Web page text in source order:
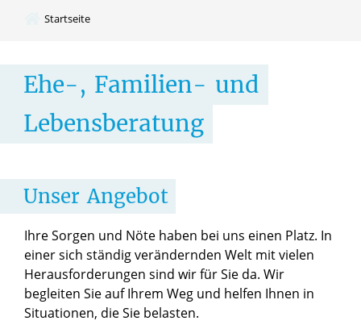
Startseite
​Ehe-, Familien- und
Lebensberatung
Unser Angebot
Ihre Sorgen und Nöte haben bei uns einen Platz. In
einer sich ständig verändernden Welt mit vielen
Herausforderungen sind wir für Sie da. Wir
begleiten Sie auf Ihrem Weg und helfen Ihnen in
Situationen, die Sie belasten.